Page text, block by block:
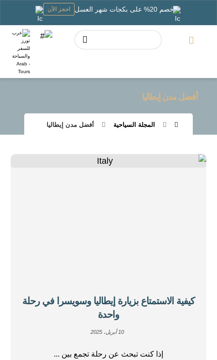
خصم 20% على بكجات شهر العسل احجز الآن
أفضل مدن إيطاليا
المجلة السياحية أفضل مدن إيطاليا
كيفية الاستمتاع بزيارة إيطاليا وسويسرا في رحلة
واحدة
10 أبريل، 2025
إذا كنت تبحث عن رحلة تجمع بين ...